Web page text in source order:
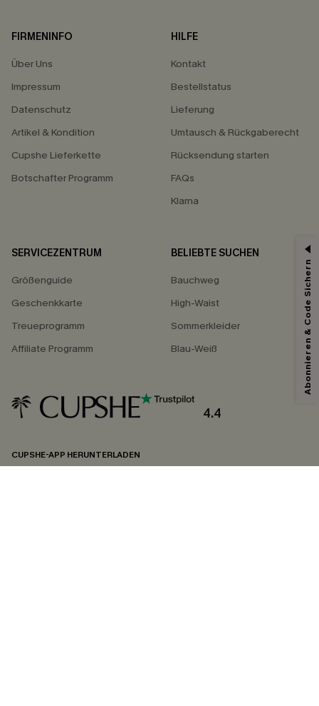
FIRMENINFO
Über Uns
Impressum
Datenschutz
Artikel & Kondition
Cupshe Lieferkette
Botschafter Programm
HILFE
Kontakt
Bestellstatus
Lieferung
Umtausch & Rückgaberecht
Rücksendung starten
FAQs
Klarna
SERVICEZENTRUM
Größenguide
Geschenkkarte
Treueprogramm
Affiliate Programm
BELIEBTE SUCHEN
Bauchweg
High-Waist
Sommerkleider
Blau-Weiß
4.4
CUPSHE-APP HERUNTERLADEN
Abonnieren & Code Sichern